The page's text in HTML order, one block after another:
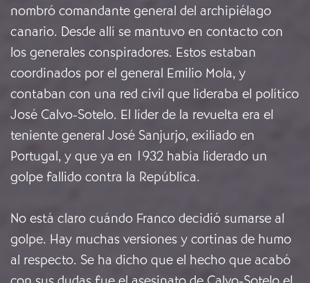
nombró comandante general del archipiélago
canario. Desde allí se mantuvo en contacto con
los generales conspiradores. Estos estaban
coordinados por el general Emilio Mola, y
contaban con una red civil que lideraba el político
José Calvo-Sotelo. El líder de la revuelta era el
teniente general José Sanjurjo, exiliado en
Portugal, y que ya en 1932 había liderado un
golpe fallido contra la República.
No está claro cuándo Franco decidió sumarse al
golpe. Hay muchas versiones y cortinas de humo
al respecto. Se ha dicho que el hecho que acabó